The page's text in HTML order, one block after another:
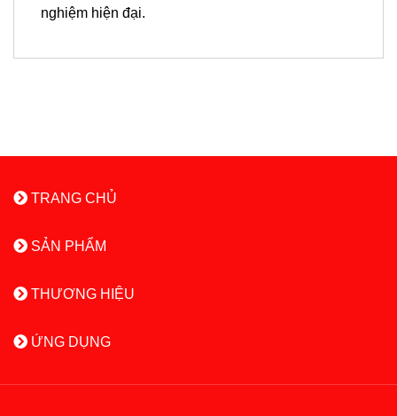
nghiệm hiện đại.
TRANG CHỦ
SẢN PHẨM
THƯƠNG HIỆU
ỨNG DỤNG